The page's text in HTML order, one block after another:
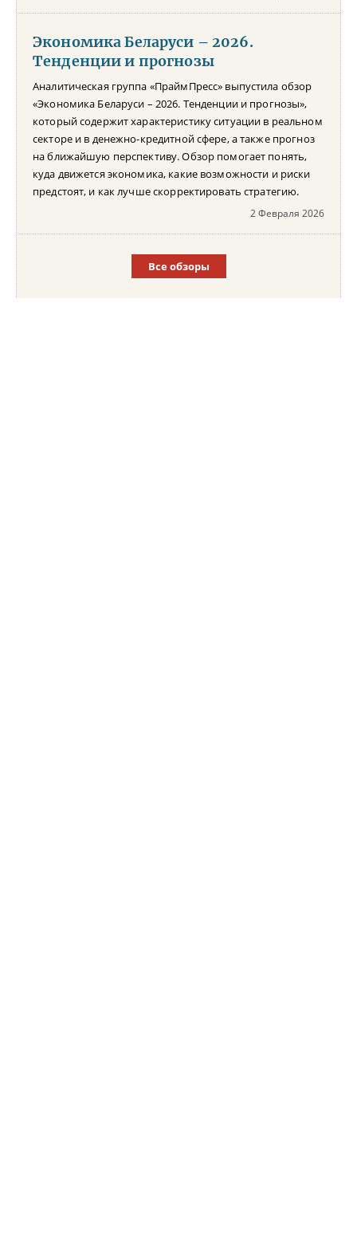
Экономика Беларуси – 2026.
Тенденции и прогнозы
Аналитическая группа «ПраймПресс» выпустила обзор
«Экономика Беларуси – 2026. Тенденции и прогнозы»,
который содержит характеристику ситуации в реальном
секторе и в денежно-кредитной сфере, а также прогноз
на ближайшую перспективу. Обзор помогает понять,
куда движется экономика, какие возможности и риски
предстоят, и как лучше скорректировать стратегию.
2 Февраля 2026
Все обзоры